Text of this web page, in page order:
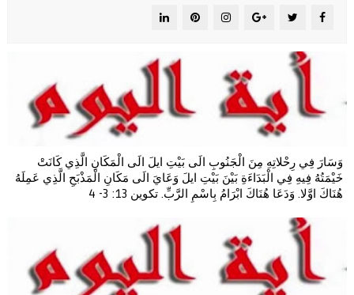
وَسَارَ فِي رِحْلاتِهِ مِنَ الْجَنُوبِ الَى بَيْتِ ايلَ الَى الْمَكَانِ الَّذِي كَانَتْ
خَيْمَتُهُ فِيهِ فِي الْبَدَاءَةِ بَيْنَ بَيْتِ ايلَ وَعَايَ الَى مَكَانِ الْمَذْبَحِ الَّذِي عَمِلَهُ
هُنَاكَ اوَّلا. وَدَعَا هُنَاكَ ابْرَامُ بِاسْمِ الرَّبِّ. تكوين 13: 3- 4